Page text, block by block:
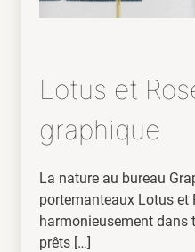
Lotus et
graphique
La nature au bureau
portemanteaux Lotus et
harmonieusement dans
prêts […]